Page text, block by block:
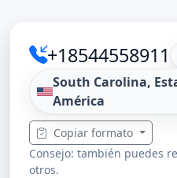
+18544558911
South Carolina,
América
Copiar formato
Consejo: también puedes
otros.